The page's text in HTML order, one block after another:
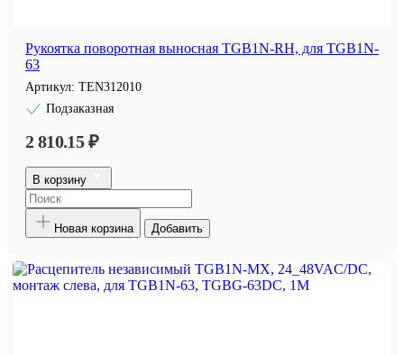
Рукоятка поворотная выносная TGB1N-RH, для TGB1N-
63
Артикул: TEN312010
Подзаказная
2 810.15 ₽
В корзину
Новая корзина Добавить